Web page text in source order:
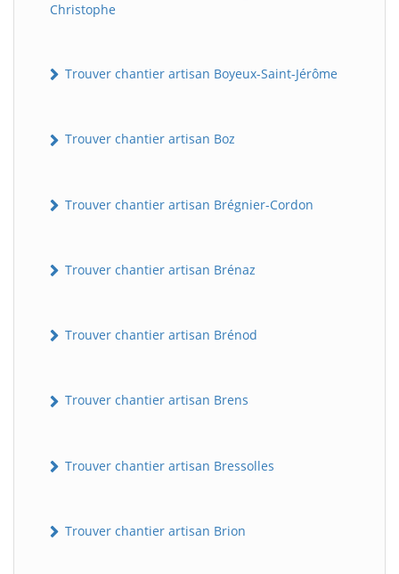
Christophe
Trouver chantier artisan Boyeux-Saint-Jérôme
Trouver chantier artisan Boz
Trouver chantier artisan Brégnier-Cordon
Trouver chantier artisan Brénaz
Trouver chantier artisan Brénod
Trouver chantier artisan Brens
Trouver chantier artisan Bressolles
Trouver chantier artisan Brion